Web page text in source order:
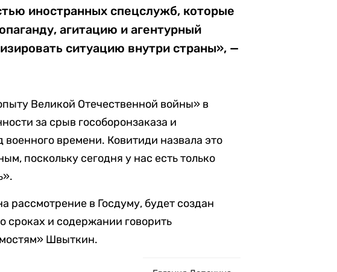
иностранных спецслужб, которые
агитацию и агентурный
ситуацию внутри страны», —
Великой Отечественной войны» в
за срыв гособоронзаказа и
времени. Ковитиди назвала это
поскольку сегодня у нас есть только
рассмотрение в Госдуму, будет создан
сроках и содержании говорить
Швыткин.